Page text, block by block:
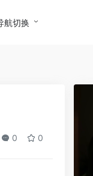
航切换
0 0